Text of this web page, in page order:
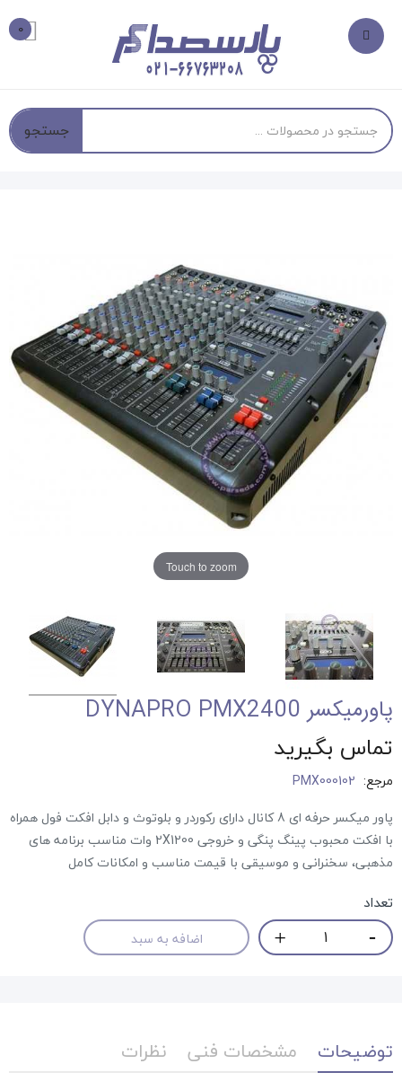
0
جستجو
Touch to zoom
پاورمیکسر ‏DYNAPRO PMX2400‎
تماس بگیرید
مرجع: PMX000102
پاور میکسر حرفه ای 8 کانال دارای رکوردر و بلوتوث و دابل افکت فول همراه
با افکت محبوب پینگ پنگی و خروجی ‏‎2X1200‎‏ وات مناسب برنامه های
مذهبی، سخنرانی و موسیقی با قیمت مناسب و امکانات کامل
تعداد
اضافه به سبد
توضیحات مشخصات فنی نظرات